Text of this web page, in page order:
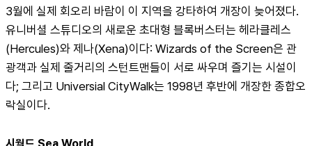
3월에 실제 회오리 바람이 이 지역을 강타하여 개장이 늦어졌다.
유니버셜 스튜디오의 새로운 초대형 블록버스터는 헤라클레스
(Hercules)와 제나(Xena)이다: Wizards of the Screen은 관
광객과 실제 줄거리의 스턴트맨들이 서로 싸우며 즐기는 시설이
다; 그리고 Universial CityWalk는 1998년 후반에 개장한 종합오
락실이다.